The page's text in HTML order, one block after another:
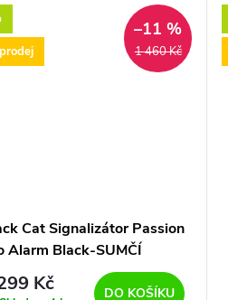
1 460 Kč
–11 %
Cat Signalizátor Passion
Alarm Black-SUMČÍ
Kč DO KOŠÍKU